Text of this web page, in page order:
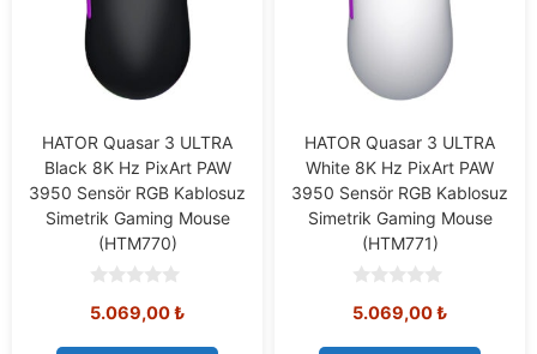
HATOR Quasar 3 ULTRA
Black 8K Hz PixArt PAW
3950 Sensör RGB Kablosuz
Simetrik Gaming Mouse
(HTM770)
o
t
5.069,00₺
HATOR Quasar 3 ULTRA
White 8K Hz PixArt PAW
3950 Sensör RGB Kablosuz
Simetrik Gaming Mouse
(HTM771)
o
t
5.069,00₺